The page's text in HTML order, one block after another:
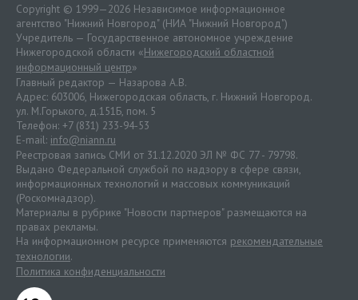
Copyright © 1999—2026 Независимое информационное
агентство "Нижний Новгород" (НИА "Нижний Новгород")
Учредитель — Государственное автономное учреждение
Нижегородской области «Нижегородский областной
информационный центр»
Главный редактор — Назарова А.В.
Адрес: 603006, Нижегородская область, г. Нижний Новгород.
ул. М.Горького, д.151Б, пом. 5
Телефон: +7 (831) 233-94-53
E-mail: info@niann.ru
Реестровая запись СМИ от 31.12.2020 ЭЛ № ФС 77 - 79798.
Выдано Федеральной службой по надзору в сфере связи,
информационных технологий и массовых коммуникаций
(Роскомнадзор).
Материалы в рубрике "Новости партнеров" размещаются на
правах рекламы.
На информационном ресурсе применяются рекомендательные
технологии.
Политика конфиденциальности